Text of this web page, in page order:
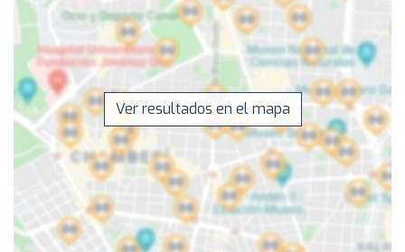
Ver resultados en el mapa